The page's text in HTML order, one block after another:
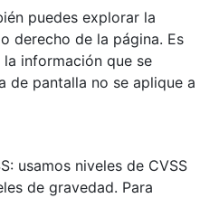
puedes explorar la
derecho de la página. Es
información que se
de pantalla no se aplique a
usamos niveles de CVSS
de gravedad. Para